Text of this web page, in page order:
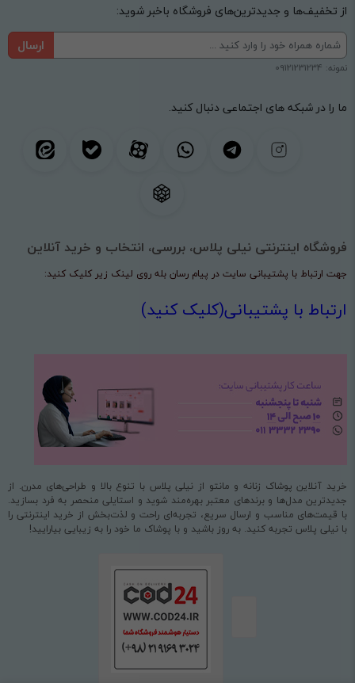
از تخفیف‌ها و جدیدترین‌های فروشگاه باخبر شوید:
ارسال
نمونه: 09121231234
ما را در شبکه های اجتماعی دنبال کنید.
فروشگاه اینترنتی نیلی پلاس، بررسی، انتخاب و خرید آنلاین
جهت ارتباط با پشتیبانی سایت در پیام رسان بله روی لینک زیر کلیک کنید:
ارتباط با پشتیبانی(کلیک کنید)
خرید آنلاین پوشاک زنانه و مانتو از نیلی پلاس با تنوع بالا و طراحی‌های مدرن. از
جدیدترین مدل‌ها و برندهای معتبر بهره‌مند شوید و استایلی منحصر به فرد بسازید.
با قیمت‌های مناسب و ارسال سریع، تجربه‌ای راحت و لذت‌بخش از خرید اینترنتی را
با نیلی پلاس تجربه کنید. به روز باشید و با پوشاک ما خود را به زیبایی بیارایید!